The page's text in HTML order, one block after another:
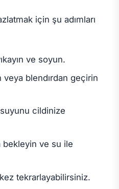
için şu adımları
ve soyun.
blendırdan geçirin
cildinize
bekleyin ve su ile
tekrarlayabilirsiniz.